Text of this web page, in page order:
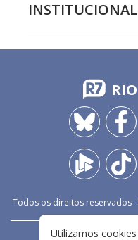
INSTITUCIONAL
Todos os direitos reservados -
Utilizamos